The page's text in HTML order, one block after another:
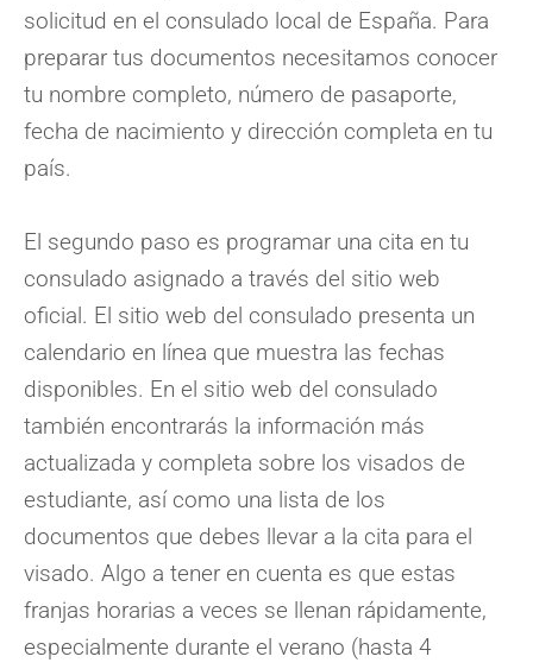
solicitud en el consulado local de España. Para
preparar tus documentos necesitamos conocer
tu nombre completo, número de pasaporte,
fecha de nacimiento y dirección completa en tu
país.
El segundo paso es programar una cita en tu
consulado asignado a través del sitio web
oficial. El sitio web del consulado presenta un
calendario en línea que muestra las fechas
disponibles. En el sitio web del consulado
también encontrarás la información más
actualizada y completa sobre los visados de
estudiante, así como una lista de los
documentos que debes llevar a la cita para el
visado. Algo a tener en cuenta es que estas
franjas horarias a veces se llenan rápidamente,
especialmente durante el verano (hasta 4